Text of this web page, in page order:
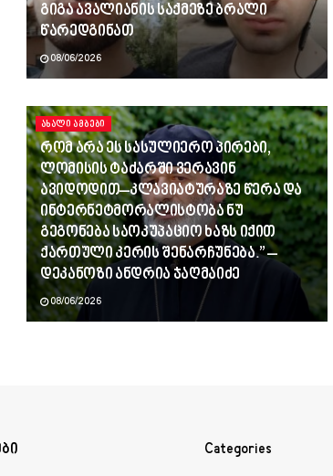
გიგა ავალიანის საქმეზე ბრალი
წარედგინათ
08/06/2026
ᲐᲮᲐᲚᲘ ᲐᲛᲑᲔᲑᲘ
რომ არა ეს სასულიერო პირები,
ლომისის ტაძარში ვერავინ
ავიდოდით–კლავიატურაზე წერა და
ინტერნეტმორალისტობა ნუ
გეგონება საოკუპაციო ხაზს იქით
ქართული კერის შენარჩუნება.” –
დეკანოზი ანდრია ჯაღმაიძე
08/06/2026
Categories